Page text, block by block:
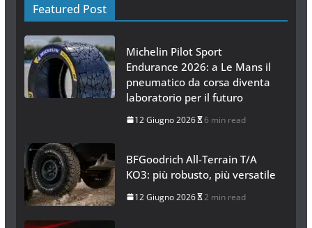
Featured Post
Michelin Pilot Sport
Endurance 2026: a Le Mans il
pneumatico da corsa diventa
laboratorio per il futuro
12 Giugno 2026 6 min read
BFGoodrich All-Terrain T/A
KO3: più robusto, più versatile
12 Giugno 2026 2 min read